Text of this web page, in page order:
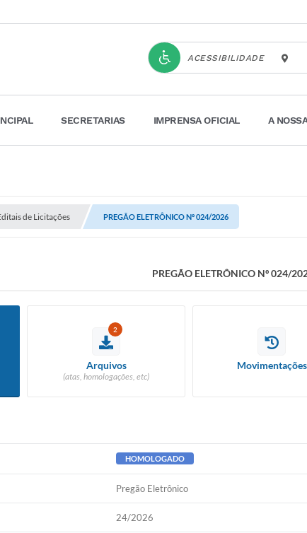
ACESSIBILIDADE
SECRETARIAS IMPRENSA OFICIAL A
de Licitações PREGÃO ELETRÔNICO Nº 024/2026
PREGÃO ELETRÔNICO Nº 024/
2
Arquivos
(atas, homologações, etc)
Movimentações
HOMOLOGADO
Pregão Eletrônico
24/2026